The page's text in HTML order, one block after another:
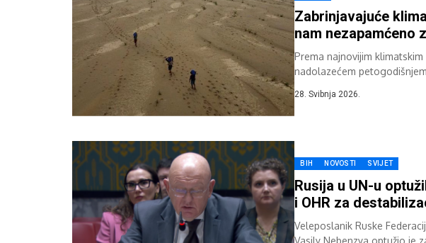
Zabrinjavajuće
nam nezapamćeno
Prema najnovijim
nadolazećem
28. Svibnja 2026.
BIH NOVOSTI SVIJET
Rusija u UN-u
i OHR za
Veleposlanik Ruske